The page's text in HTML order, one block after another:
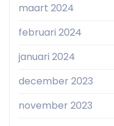
maart 2024
februari 2024
januari 2024
december 2023
november 2023